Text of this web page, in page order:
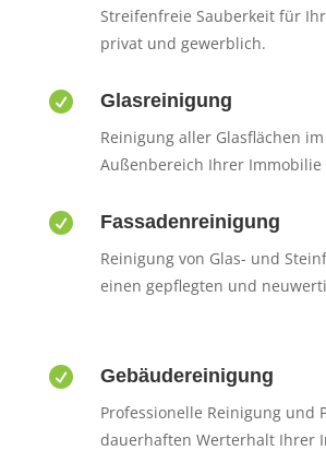
Streifenfreie Sauberkeit für
privat und gewerblich.
 Glasreinigung
Reinigung aller Glasflächen
Außenbereich Ihrer Immobilie
 Fassadenreinigung
Reinigung von Glas- und
einen gepflegten und
 Gebäudereinigung
Professionelle Reinigung und
dauerhaften Werterhalt Ihrer